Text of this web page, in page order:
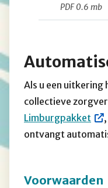
PDF 0.6 mb
Als u een uitkering
collectieve
Limburgpakket
ontvangt
Voorwaarden